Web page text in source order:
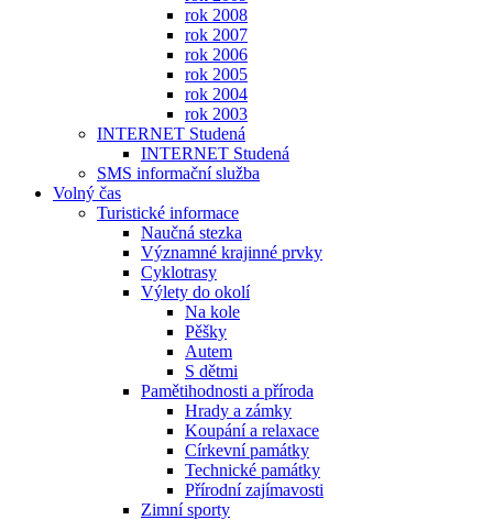
rok 2008
rok 2007
rok 2006
rok 2005
rok 2004
rok 2003
INTERNET Studená
INTERNET Studená
SMS informační služba
Volný čas
Turistické informace
Naučná stezka
Významné krajinné prvky
Cyklotrasy
Výlety do okolí
Na kole
Pěšky
Autem
S dětmi
Pamětihodnosti a příroda
Hrady a zámky
Koupání a relaxace
Církevní památky
Technické památky
Přírodní zajímavosti
Zimní sporty